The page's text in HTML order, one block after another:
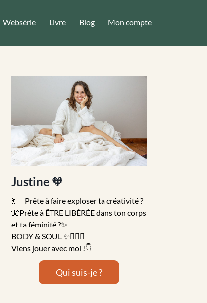
Websérie Livre Blog Mon compte
Justine 🧡
💃🏻 Prête à faire exploser ta créativité ?
🌺Prête à ÊTRE LIBÉRÉE dans ton corps
et ta féminité ?✨
BODY & SOUL ✨🤸🏻‍♀️
Viens jouer avec moi !👇
Qui suis-je ?